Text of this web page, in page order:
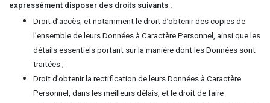
expressément disposer des droits suivants :
Droit d’accès, et notamment le droit d’obtenir des copies de
l’ensemble de leurs Données à Caractère Personnel, ainsi que les
détails essentiels portant sur la manière dont les Données sont
traitées ;
Droit d’obtenir la rectification de leurs Données à Caractère
Personnel, dans les meilleurs délais, et le droit de faire